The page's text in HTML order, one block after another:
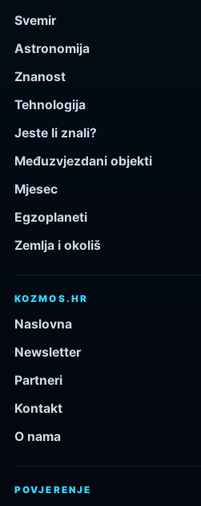
Svemir
Astronomija
Znanost
Tehnologija
Jeste li znali?
Međuzvjezdani objekti
Mjesec
Egzoplaneti
Zemlja i okoliš
KOZMOS.HR
Naslovna
Newsletter
Partneri
Kontakt
O nama
POVJERENJE